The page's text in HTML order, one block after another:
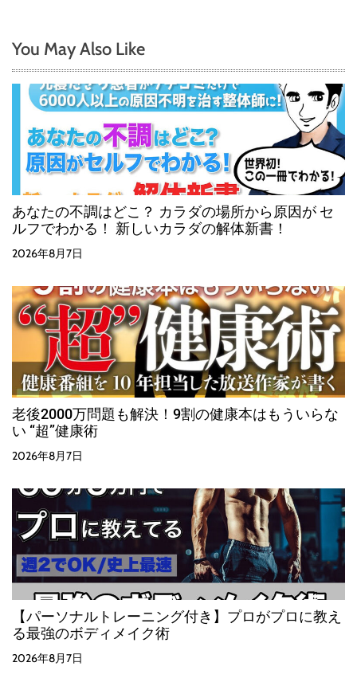
You May Also Like
あなたの不調はどこ？ カラダの場所から原因が セ
ルフでわかる！ 新しいカラダの解体新書！
2026年8月7日
老後2000万問題も解決！9割の健康本はもういらな
い “超”健康術
2026年8月7日
【パーソナルトレーニング付き】プロがプロに教え
る最強のボディメイク術
2026年8月7日